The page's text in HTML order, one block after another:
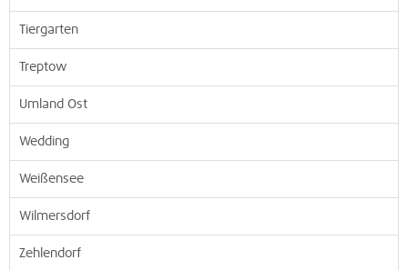
Tiergarten
Treptow
Umland Ost
Wedding
Weißensee
Wilmersdorf
Zehlendorf